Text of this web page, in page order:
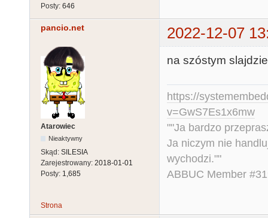
Posty: 646
pancio.net 2022-12-07
Atarowiec
Nieaktywny
Skąd: SILESIA
Zarejestrowany: 2018-01-01
Posty: 1,685
na szóstym
https://
v=GwS7Es1x6mw
""Ja bardzo
Ja niczym nie
wychodzi.""
ABBUC Member
Strona